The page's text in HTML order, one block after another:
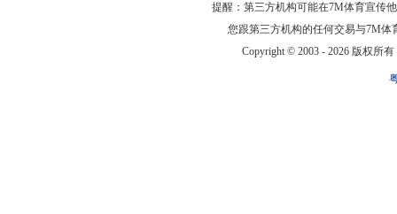
提醒：第三方机构可能在7M体育宣传
您跟第三方机构的任何交易与7M
Copyright © 2003 - 2026 版权所有